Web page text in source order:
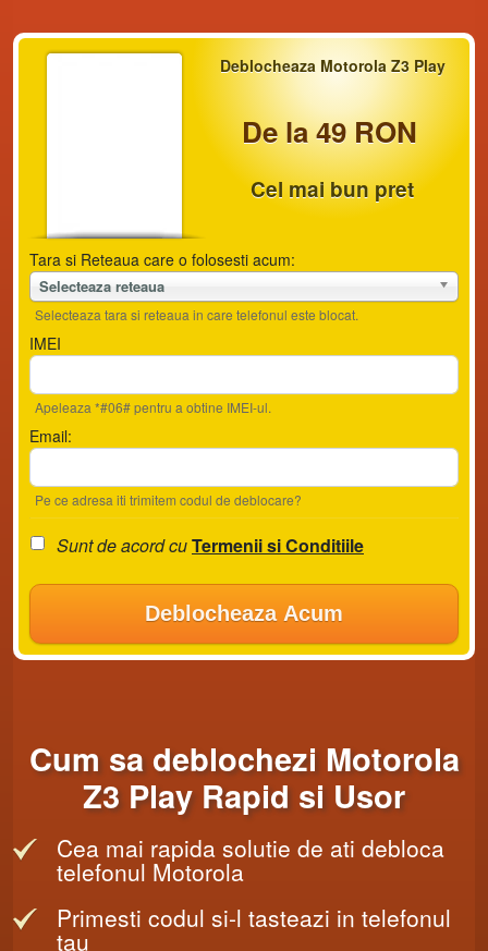
Deblocheaza Motorola Z3 Play
De la 49 RON
Cel mai bun pret
Tara si Reteaua care o folosesti acum:
Selecteaza reteaua
Selecteaza tara si reteaua in care telefonul este blocat.
IMEI
Apeleaza *#06# pentru a obtine IMEI-ul.
Email:
Pe ce adresa iti trimitem codul de deblocare?
Sunt de acord cuTermenii si Conditiile
Deblocheaza Acum
Cum sa deblochezi Motorola
Z3 Play Rapid si Usor
Cea mai rapida solutie de ati debloca
telefonul Motorola
Primesti codul si-l tasteazi in telefonul
tau